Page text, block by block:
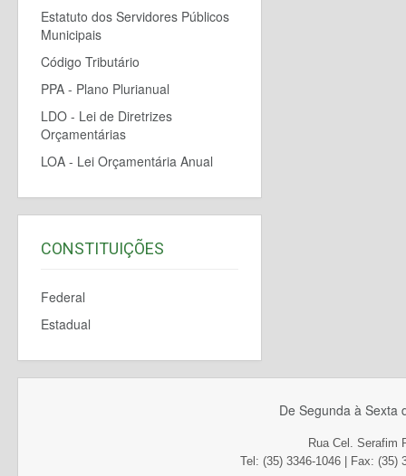
Estatuto dos Servidores Públicos
Municipais
Código Tributário
PPA - Plano Plurianual
LDO - Lei de Diretrizes
Orçamentárias
LOA - Lei Orçamentária Anual
CONSTITUIÇÕES
Federal
Estadual
De Segunda à Sexta
Rua Cel. Serafim
Tel: (35) 3346-1046 | Fax: (35)